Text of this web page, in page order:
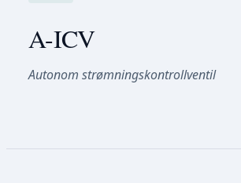
A-ICV
Autonom strømningskontrollventil